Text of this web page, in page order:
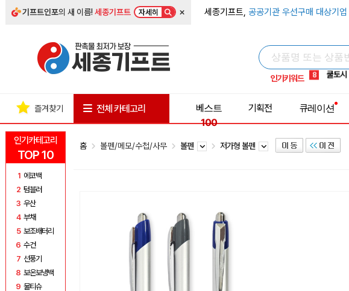
기프트인포의 새 이름!세종기프트 자세히 × 세종기프트, 공공기관 우선구매 대상기업
인기키워드
5 키캡
8 쿨토시
9 넥쿨러
1 선풍기
인기카테고리
TOP 10
1 에코백
2 텀블러
3 우산
4 부채
5 보조배터리
6 수건
7 선풍기
8 보온보냉백
9 물티슈
즐겨찾기 전체 카테고리
베스트
100
기획전 큐레이션
홈 볼펜/메모/수첩/사무 볼펜 저가형 볼펜